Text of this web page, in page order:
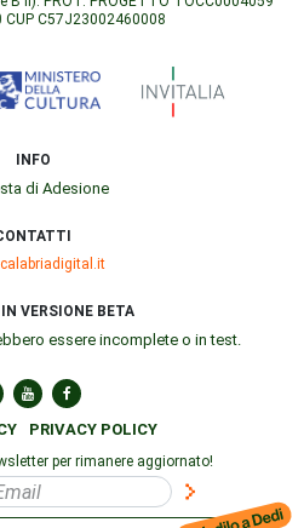
CUP C57J23002460008
INFO
di Adesione
VERSIONE BETA
essere incomplete o in test.
PRIVACY POLICY
per rimanere aggiornato!